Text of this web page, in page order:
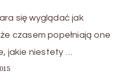
się wyglądać jak
czasem popełniają one
jakie niestety …